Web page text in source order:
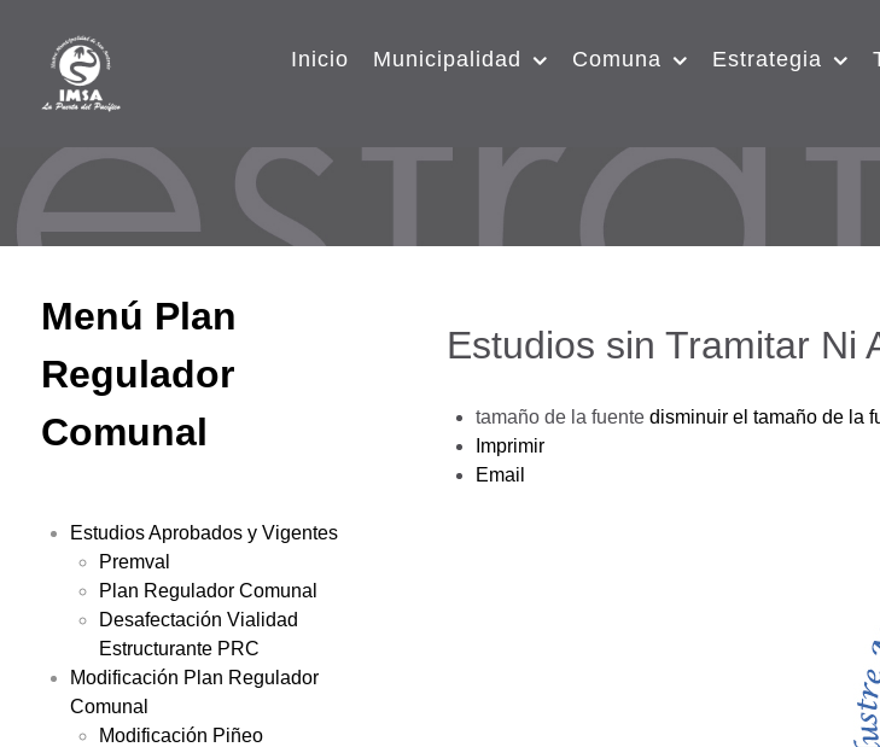
Inicio Municipalidad Comuna Estrategia
Menú Plan
Regulador
Comunal
Estudios Aprobados y Vigentes
Premval
Plan Regulador Comunal
Desafectación Vialidad
Estructurante PRC
Modificación Plan Regulador
Comunal
Modificación Piñeo
Estudios sin Tramitar Ni
tamaño de la fuente disminuir el tamaño de la
Imprimir
Email